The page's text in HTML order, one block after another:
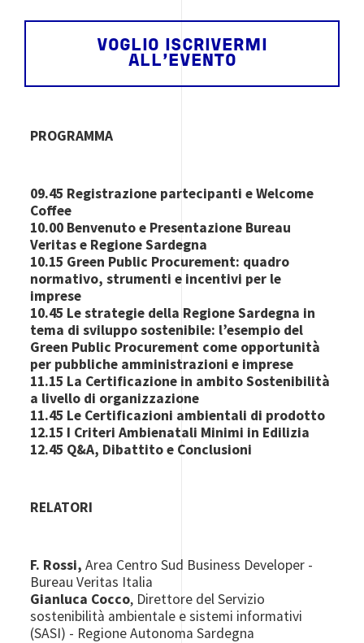
VOGLIO ISCRIVERMI
ALL'EVENTO
PROGRAMMA
09.45 Registrazione partecipanti e Welcome
Coffee
10.00 Benvenuto e Presentazione Bureau
Veritas e Regione Sardegna
10.15 Green Public Procurement: quadro
normativo, strumenti e incentivi per le
imprese
10.45 Le strategie della Regione Sardegna in
tema di sviluppo sostenibile: l’esempio del
Green Public Procurement come opportunità
per pubbliche amministrazioni e imprese
11.15 La Certificazione in ambito Sostenibilità
a livello di organizzazione
11.45 Le Certificazioni ambientali di prodotto
12.15 I Criteri Ambienatali Minimi in Edilizia
12.45 Q&A, Dibattito e Conclusioni
RELATORI
F. Rossi,Area Centro Sud Business Developer -
Bureau Veritas Italia
Gianluca Cocco, Direttore del Servizio
sostenibilità ambientale e sistemi informativi
(SASI) - Regione Autonoma Sardegna